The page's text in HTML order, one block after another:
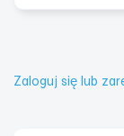
Zaloguj się lub